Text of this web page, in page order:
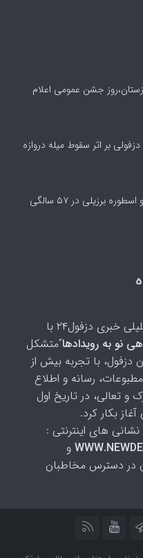
جشن عمومی اعلام
بر اثر سقوط میله دروازه
برزیلی در ۵۷ سالگی
رسانه تحلیلی خبری دزفول۲۴ با
نو به رویدادها”متشکل
دزفول، با تجربه بیش از
رسانه و اطلاع
و تعالی، در تاریخ اول
و
در دسترس مخاطبان